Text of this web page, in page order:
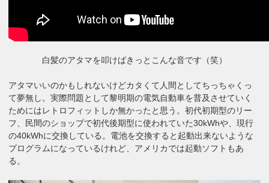
白髪のアタマを叩けばきっとこんな音です（笑）
アタマいいのかもしれないけどカタくて人間としてちっちゃくっ
て夢無し。実際問題として黎明期の電気自動車を普及させていく
ためにはレトロフィットしか無かったと思う。初代初期型のリー
フ、民間のショップで初代後期型に使われていた30kWhや、現行
の40kWhに交換している。電池を交換すると起動出来ないような
プログラムになっているけれど、アメリカでは起動ソフトもあ
る。